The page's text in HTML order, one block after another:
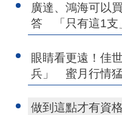
廣達、鴻海可以
答 「只有這1支
眼睛看更遠！佳
兵」 蜜月行情
做到這點才有資